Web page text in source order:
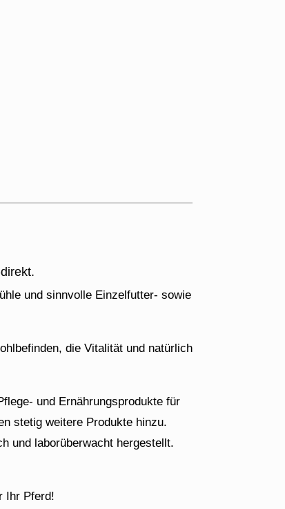
und sinnvolle Einzelfutter- sowie
die Vitalität und natürlich
und Ernährungsprodukte für
stetig weitere Produkte hinzu.
und laborüberwacht hergestellt.
Ihr Pferd!